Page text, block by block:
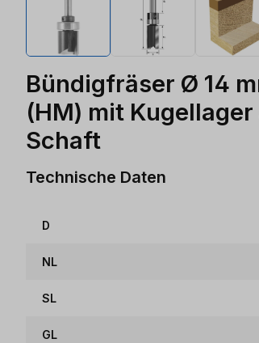
Bündigfräser Ø 14
(HM) mit Kugellager
Schaft
Technische Daten
D
NL
SL
GL